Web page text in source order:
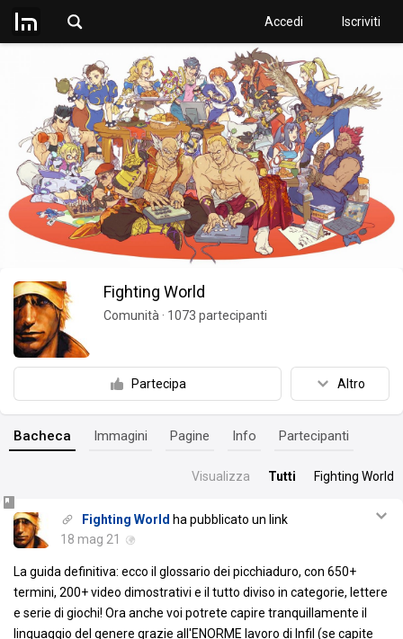
Accedi Iscriviti
Fighting World
Comunità · 1073 partecipanti
Partecipa Altro
Bacheca Immagini Pagine Info Partecipanti
Visualizza Tutti Fighting World
Fighting World ha pubblicato un link
18 mag 21
La guida definitiva: ecco il glossario dei picchiaduro, con 650+
termini, 200+ video dimostrativi e il tutto diviso in categorie, lettere
e serie di giochi! Ora anche voi potrete capire tranquillamente il
linguaggio del genere grazie all'ENORME lavoro di Infil (se capite